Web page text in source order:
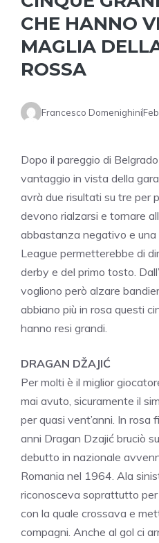
CHE HANNO
MAGLIA
ROSSA
Francesco Domenighini
Dopo il pareggio di
vantaggio in vista della
avrà due risultati su tre per
devono rialzarsi e tornare
abbastanza negativo e una
League permetterebbe di
derby e del primo tosto.
vogliono però alzare
abbiano più in rosa questi
hanno resi grandi.
DRAGAN DŽAJIĆ
Per molti è il miglior
mai avuto, sicuramente il
per quasi vent’anni. In
anni Dragan Dzajić bruciò
debutto in nazionale
Romania nel 1964. Ala
riconosceva soprattutto per
con la quale crossava e
compagni. Anche al gol ci